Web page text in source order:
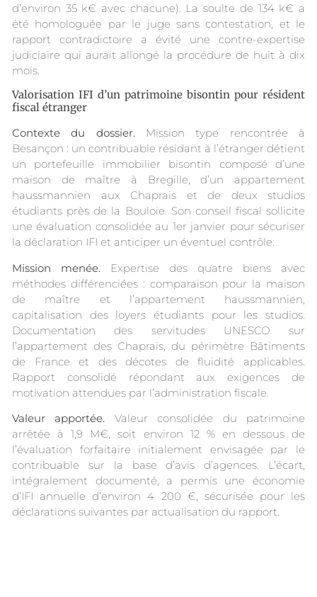
d’environ 35 k€ avec chacune). La soulte de 134 k€ a
été homologuée par le juge sans contestation, et le
rapport contradictoire a évité une contre-expertise
judiciaire qui aurait allongé la procédure de huit à dix
mois.
Valorisation IFI d’un patrimoine bisontin pour résident
fiscal étranger
Contexte du dossier.Mission type rencontrée à
Besançon : un contribuable résidant à l’étranger détient
un portefeuille immobilier bisontin composé d’une
maison de maître à Bregille, d’un appartement
haussmannien aux Chaprais et de deux studios
étudiants près de la Bouloie. Son conseil fiscal sollicite
une évaluation consolidée au 1er janvier pour sécuriser
la déclaration IFI et anticiper un éventuel contrôle.
Mission menée. Expertise des quatre biens avec
méthodes différenciées : comparaison pour la maison
de maître et l’appartement haussmannien,
capitalisation des loyers étudiants pour les studios.
Documentation des servitudes UNESCO sur
l’appartement des Chaprais, du périmètre Bâtiments
de France et des décotes de fluidité applicables.
Rapport consolidé répondant aux exigences de
motivation attendues par l’administration fiscale.
Valeur apportée. Valeur consolidée du patrimoine
arrêtée à 1,9 M€, soit environ 12 % en dessous de
l’évaluation forfaitaire initialement envisagée par le
contribuable sur la base d’avis d’agences. L’écart,
intégralement documenté, a permis une économie
d’IFI annuelle d’environ 4 200 €, sécurisée pour les
déclarations suivantes par actualisation du rapport.